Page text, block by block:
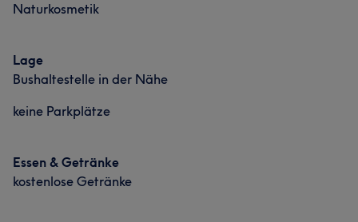
Naturkosmetik
Lage
Bushaltestelle in der Nähe
keine Parkplätze
Essen & Getränke
kostenlose Getränke